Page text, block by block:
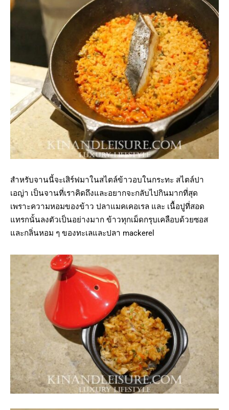
สำหรับจานนี้จะเสิร์ฟมาในสไตล์ข้าวอบในกระทะ สไตล์ปา
เอญ่า เป็นจานที่เราคิดถึงและอยากจะกลับไปกินมากที่สุด
เพราะความหอมของข้าว ปลาแมคเคอเรล และ เนื้อปูที่สอด
แทรกนั้นลงตัวเป็นอย่างมาก ข้าวทุกเม็ดกรุบเคลือบด้วยซอส
และกลิ่นหอม ๆ ของทะเลและปลา mackerel